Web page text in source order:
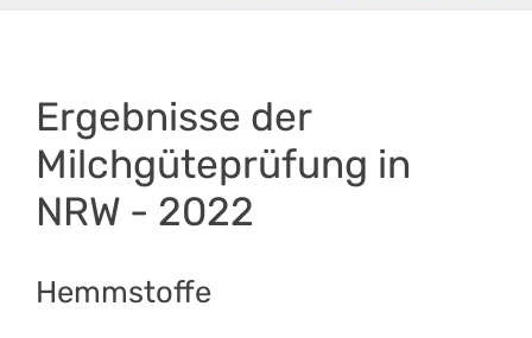
Ergebnisse der
Milchgüteprüfung in
NRW - 2022
Hemmstoffe